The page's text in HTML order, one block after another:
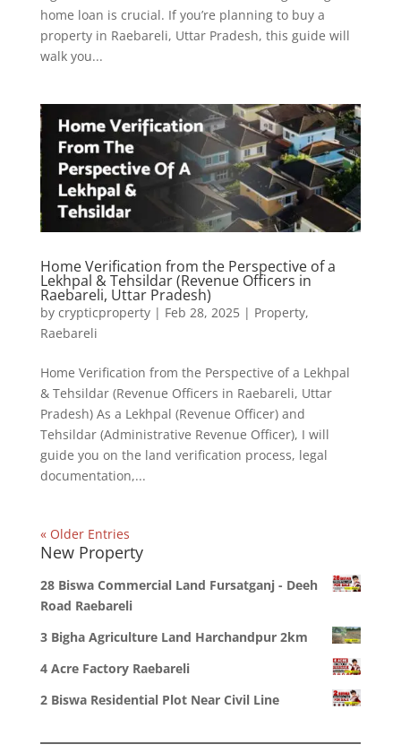
home loan is crucial. If you’re planning to buy a
property in Raebareli, Uttar Pradesh, this guide will
walk you...
Home Verification from the Perspective of a
Lekhpal & Tehsildar (Revenue Officers in
Raebareli, Uttar Pradesh)
by crypticproperty| Feb 28, 2025| Property,
Raebareli
Home Verification from the Perspective of a Lekhpal
& Tehsildar (Revenue Officers in Raebareli, Uttar
Pradesh) As a Lekhpal (Revenue Officer) and
Tehsildar (Administrative Revenue Officer), I will
guide you on the land verification process, legal
documentation,...
« Older Entries
New Property
28 Biswa Commercial Land Fursatganj - Deeh
Road Raebareli
3 Bigha Agriculture Land Harchandpur 2km
4 Acre Factory Raebareli
2 Biswa Residential Plot Near Civil Line